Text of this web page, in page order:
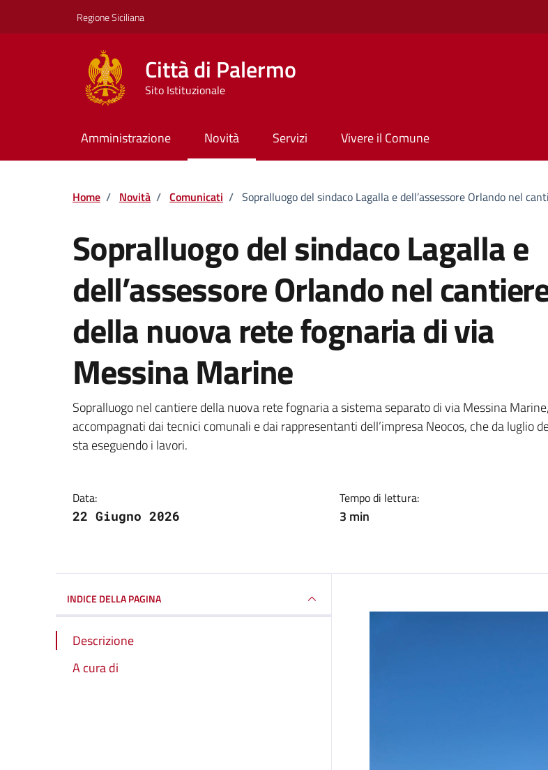
Regione Siciliana
Città di Palermo
Sito Istituzionale
Amministrazione Novità Servizi Vivere il Comune
Home / Novità / Comunicati / Sopralluogo del sindaco Lagalla e dell’assessore Orlando nel
Sopralluogo del sindaco Lagalla e
dell’assessore Orlando nel
della nuova rete fognaria di via
Messina Marine
Dettagli della notizia
Sopralluogo nel cantiere della nuova rete fognaria a sistema separato di via Messina Marine,
accompagnati dai tecnici comunali e dai rappresentanti dell’impresa Neocos, che da luglio
sta eseguendo i lavori.
Data:
22 Giugno 2026
Tempo di lettura:
3 min
INDICE DELLA PAGINA
Descrizione
A cura di